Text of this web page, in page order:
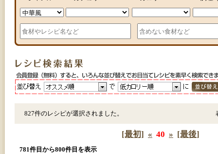
827件のレシピが選択されました。
[最初] « 40 » [最後]
781件目から800件目を表示